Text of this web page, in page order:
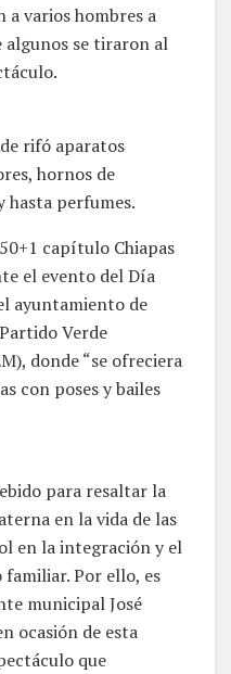
varios hombres a
algunos se tiraron al
rifó aparatos
hornos de
hasta perfumes.
capítulo Chiapas
el evento del Día
ayuntamiento de
Verde
donde “se ofreciera
con poses y bailes
para resaltar la
en la vida de las
en la integración y el
Por ello, es
municipal José
ocasión de esta
que